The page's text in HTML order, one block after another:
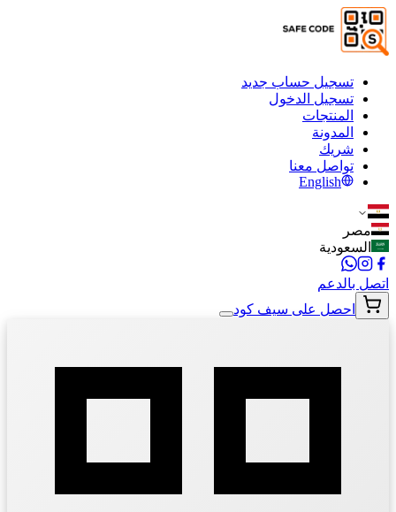
تسجيل حساب جديد
تسجيل الدخول
المنتجات
المدونة
شريك
تواصل معنا
English
مصر
السعودية
اتصل بالدعم
احصل على سيف كود